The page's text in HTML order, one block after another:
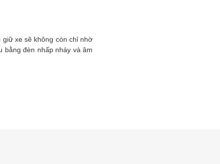
xe sẽ không còn chỉ nhờ
bằng đèn nhấp nháy và âm